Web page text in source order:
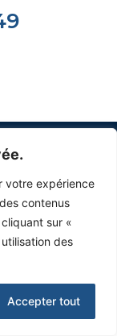
votre expérience
contenus
sur «
des
Accepter tout
– Politique de